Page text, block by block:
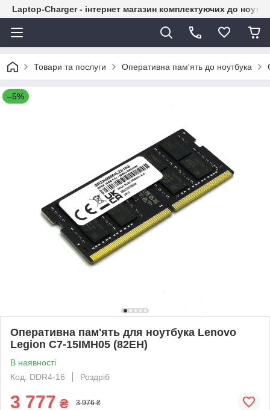
Laptop-Charger - інтернет магазин комплектуючих до
Товари та послуги Оперативна пам'ять до ноутбука
–5%
Оперативна пам'ять для ноутбука Lenovo
Legion C7-15IMH05 (82EH)
В наявності
Код: DDR4-16
Роздріб
3 777 ₴ 3 976 ₴